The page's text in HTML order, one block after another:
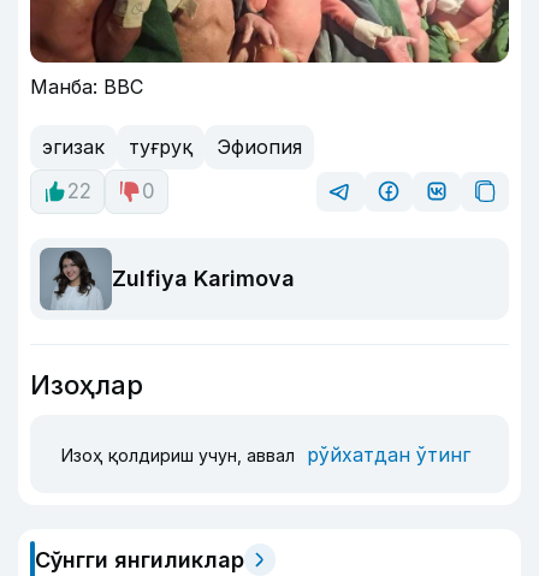
Манба: BBC
эгизак туғруқ
Эфиопия
22
0
Zulfiya Karimova
Изоҳлар
Изоҳ қолдириш учун, аввал рўйхатдан ўтинг
Сўнгги янгиликлар